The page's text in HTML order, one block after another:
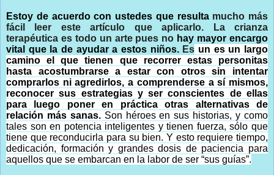
Estoy de acuerdo con ustedes que resulta mucho más
fácil leer este artículo que aplicarlo. La crianza
terapéutica es todo un arte pues no hay mayor encargo
vital que la de ayudar a estos niños. Es un es un largo
camino el que tienen que recorrer estas personitas
hasta acostumbrarse a estar con otros sin intentar
comprarlos ni agredirlos, a comprenderse a sí mismos,
reconocer sus estrategias y ser conscientes de ellas
para luego poner en práctica otras alternativas de
relación más sanas.Son héroes en sus historias, y como
tales son en potencia inteligentes y tienen fuerza, sólo que
tiene que reconducirla para su bien. Y esto requiere tiempo,
dedicación, formación y grandes dosis de paciencia para
aquellos que se embarcan en la labor de ser “sus guías”.